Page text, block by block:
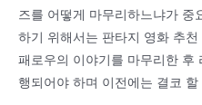
즈를 어떻게 마무리하느냐가 중
하기 위해서는 판타지 영화 추
패로우의 이야기를 마무리한 후
행되어야 하며 이전에는 결코 할